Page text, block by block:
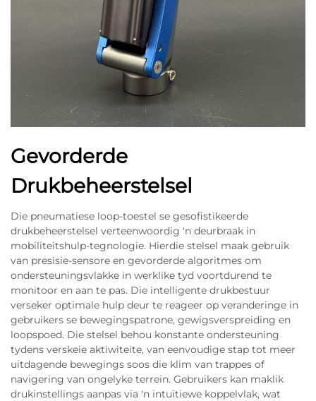
Gevorderde
Drukbeheerstelsel
Die pneumatiese loop-toestel se gesofistikeerde
drukbeheerstelsel verteenwoordig 'n deurbraak in
mobiliteitshulp-tegnologie. Hierdie stelsel maak gebruik
van presisie-sensore en gevorderde algoritmes om
ondersteuningsvlakke in werklike tyd voortdurend te
monitoor en aan te pas. Die intelligente drukbestuur
verseker optimale hulp deur te reageer op veranderinge in
gebruikers se bewegingspatrone, gewigsverspreiding en
loopspoed. Die stelsel behou konstante ondersteuning
tydens verskeie aktiwiteite, van eenvoudige stap tot meer
uitdagende bewegings soos die klim van trappes of
navigering van ongelyke terrein. Gebruikers kan maklik
drukinstellings aanpas via 'n intuïtiewe koppelvlak, wat